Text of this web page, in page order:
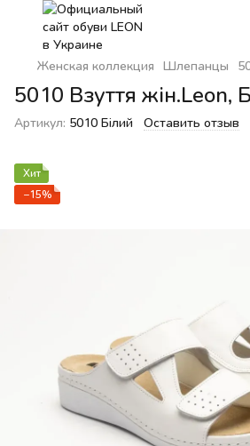
Женская коллекция Шлепанцы
5010 Взуття жін.Leon,
Артикул: 5010 Білий Оставить отзыв
Хит
−15%